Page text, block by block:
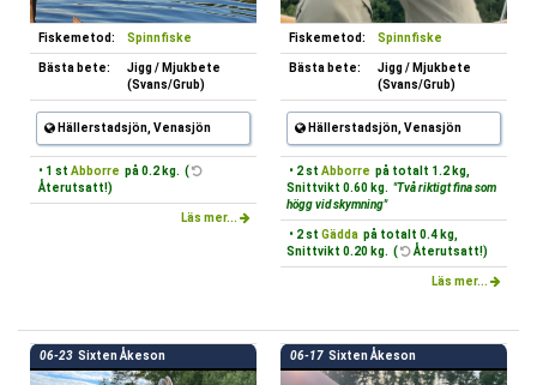
Fiskemetod: Spinnfiske
Bästa bete:
Jigg / Mjukbete
(Svans/Grub)
Hällerstadsjön, Venasjön
• 1 st Abborre på 0.2 kg. (
Återutsatt!)
Läs mer...
Fiskemetod: Spinnfiske
Bästa bete:
Jigg / Mjukbete
(Svans/Grub)
Hällerstadsjön, Venasjön
• 2 st Abborre på totalt 1.2 kg,
Snittvikt 0.60 kg. "Två riktigt fina som
högg vid skymning"
• 2 st Gädda på totalt 0.4 kg,
Snittvikt 0.20 kg. (
Återutsatt!)
Läs mer...
06-23 Sixten Åkeson 06-17 Sixten Åkeson